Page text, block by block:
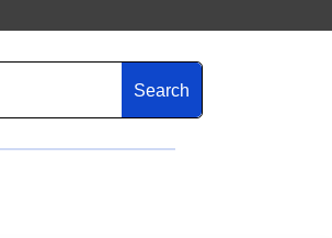
Search